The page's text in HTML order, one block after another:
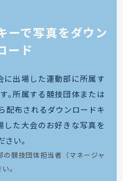
ーで写真をダウン
ード
に出場した運動部に所属す
｡所属する競技団体または
配布されるダウンロードキ
した大会のお好きな写真を
さい｡
の競技団体担当者（マネージャ
。